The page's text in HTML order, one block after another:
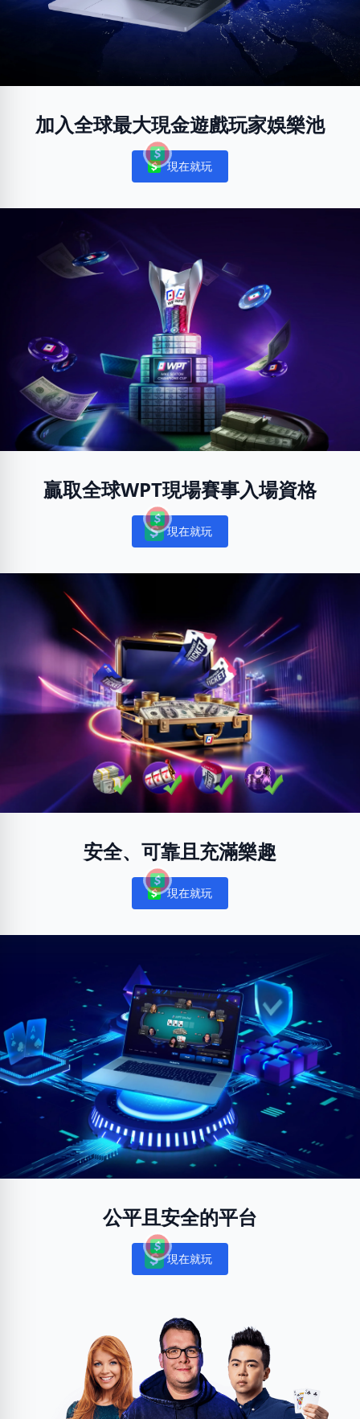
加入全球最大現金遊戲玩家娛樂池
Notifications
現在就玩
贏取全球WPT現場賽事入場資格
Notifications
現在就玩
安全、可靠且充滿樂趣
Notifications
現在就玩
公平且安全的平台
Notifications
現在就玩